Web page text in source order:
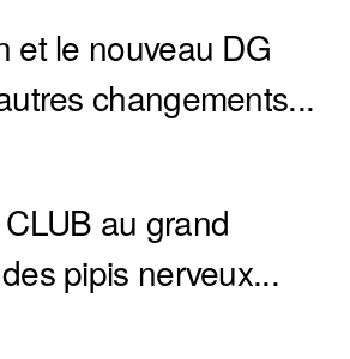
et le nouveau DG
changements...
au grand
pipis nerveux...